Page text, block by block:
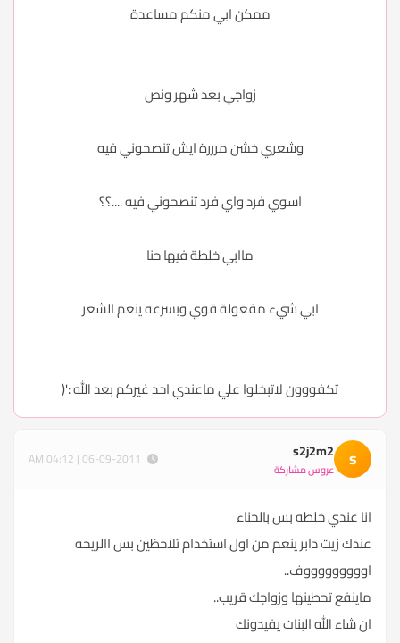
ممكن ابي منكم مساعدة
زواجي بعد شهر ونص
وشعري خشن مرررة ايش تنصحوني فيه
اسوي فرد واي فرد تنصحوني فيه ....؟؟
ماابي خلطة فيها حنا
ابي شيء مفعولة قوي وبسرعه ينعم الشعر
تكفووون لاتبخلوا علي ماعندي احد غيركم بعد الله :'(
s
s2j2m2
عروس مشاركة
انا عندي خلطه بس بالحناء
عندك زيت دابر ينعم من اول استخدام تلاحظين بس االريحه
اوووووووووف..
ماينفع تحطينها وزواجك قريب..
ان شاء الله البنات يفيدونك